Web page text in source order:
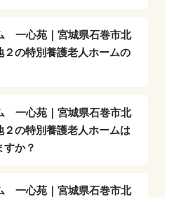
一心苑｜宮城県石巻市北
の特別養護老人ホームの
一心苑｜宮城県石巻市北
の特別養護老人ホームは
すか？
一心苑｜宮城県石巻市北